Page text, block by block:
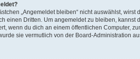
„Angemeldet bleiben“ nicht auswählst,
einen Dritten. Um angemeldet zu bleiben, kannst
wenn du dich an einem öffentlichen Computer,
sie vermutlich von der Board-Administration